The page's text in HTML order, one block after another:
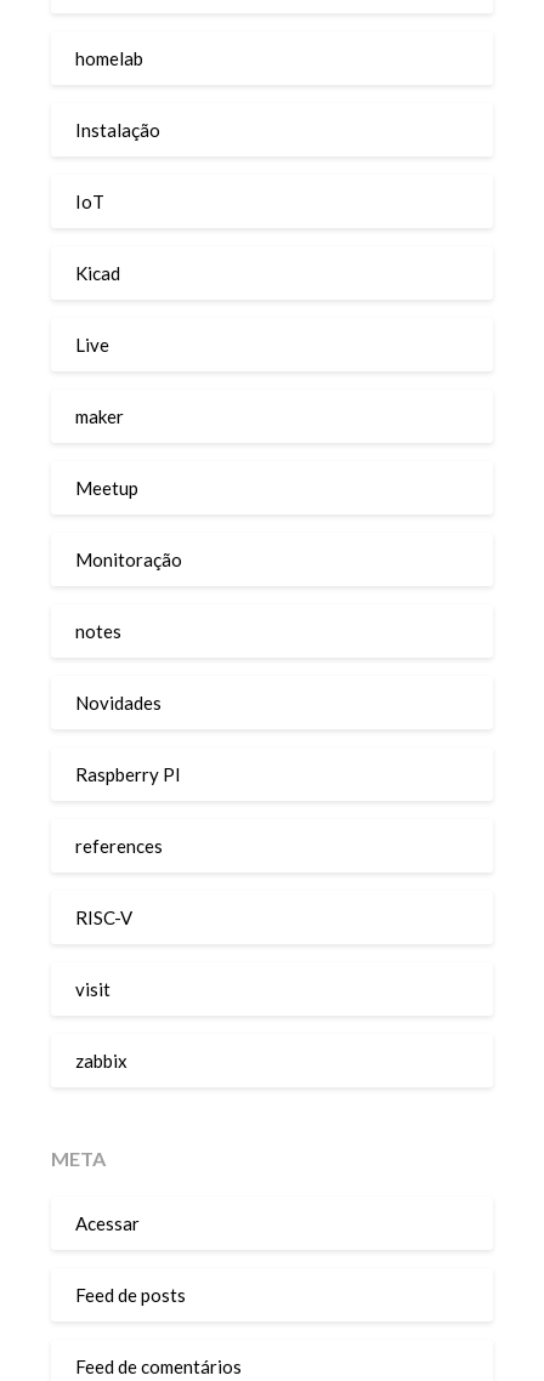
homelab
Instalação
IoT
Kicad
Live
maker
Meetup
Monitoração
notes
Novidades
Raspberry PI
references
RISC-V
visit
zabbix
META
Acessar
Feed de posts
Feed de comentários